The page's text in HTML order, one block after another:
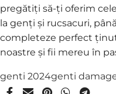
pregătiți să-ți oferim
la genți și rucsacuri,
completeze perfect
noastre și fii mereu în
genti 2024genti dama